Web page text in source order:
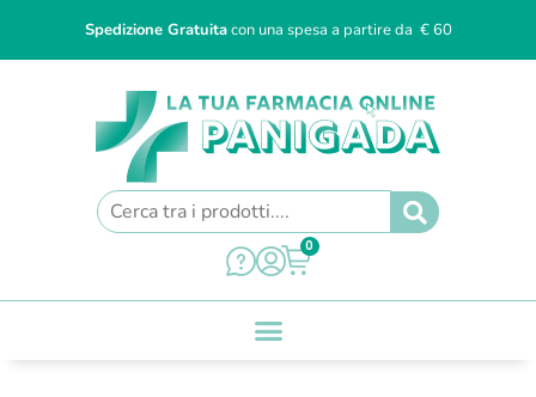
Spedizione Gratuitacon una spesa a partire da € 60
0